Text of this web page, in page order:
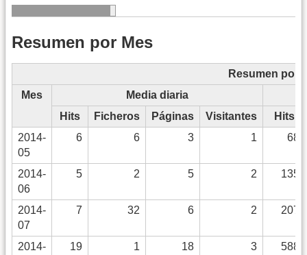
Resumen por Mes
Resumen por
Mes
Media diaria
Hits
Ficheros Páginas Visitantes
Hits
2014-
05
6 6 3 1 68
2014-
06
5 2 5 2 135
2014-
07
7 32 6 2 207
2014-
19 1 18 3 588